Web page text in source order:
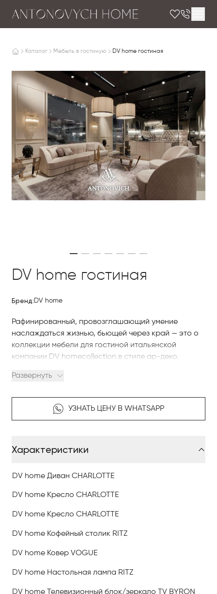
Каталог Мебель в гостиную DV home гостиная
DV home гостиная
Бренд: DV home
Рафинированный, провозглашающий умение
наслаждаться жизнью, бьющей через край — это о
коллекции мебели для гостиной итальянской
компании DV homecollection в стиле ар-деко.
Итальянская компания по производству мебели DV
страсти к созданию удивительной по своей красоте
мебели и служения этой страсти.
luxury.
Мебель DV home для гостиной Windsor невероятно,
COLLECTIONS отличается тщательным и
одухотворенным вниманием к симметрии,
присутствует и природная, пленительная,
«DV Home смотрит в прошлое, чтобы построить
Развернуть
УЗНАТЬ ЦЕНУ В WHATSAPP
Характеристики
DV home Диван CHARLOTTE
DV home Кресло CHARLOTTE
DV home Кресло CHARLOTTE
DV home Кофейный столик RITZ
DV home Ковер VOGUE
DV home Настольная лампа RITZ
DV home Телевизионный блок/зеркало TV BYRON